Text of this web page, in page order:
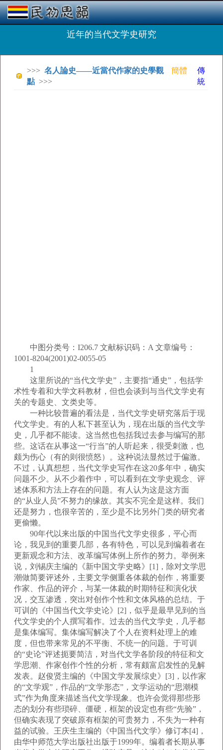
近年的当代文学史研究
>>> 名人論史——近當代作家的史學觀
點 >>>
簡體
傳
統
中图分类号：I206.7 文献标识码：A 文章编号：
1001-8204(2001)02-0055-05
1
这里所说的“当代文学史”，主要指“通史”，包括学
术性专着和大学文科教材，但也会谈到与当代文学史有
关的专题史、文类史等。
一种比较普遍的看法是，当代文学史研究落后于现
代文学史。有的人私下甚至认为，现在出版的当代文学
史，几乎都不能读。这当然也包括我过去参与编写的那
些。这话在从事这一“行当”的人听起来，很受刺激，也
颇为伤心（有的则很愤怒）。这种说法显然过于偏激。
不过，认真想想，当代文学史写作在这20多年中，确实
问题不少。从不少着作中，可以看到在文学史观念、评
述体系和方法上存在的问题。有人认为这是这方面
的“从业人员”不努力的缘故。其实不完全是这样。我们
还是努力，也很辛苦的，至少是不比另外门类的研究者
更偷懒。
90年代以来出版的中国当代文学史很多，平心而
论，我见到的重要几部，各有特色，可以见到编着者在
更新观念和方法、改革编写体例上所作的努力。举例来
说，刘锡庆主编的《新中国文学史略》[1]，除对文学思
潮做简要评述外，主要文学侧重各体裁的创作，将重要
作家、作品的评介，与某一体裁的时期特征和演化状
况，交互渗透，突出对创作个性和文体风格的总结。于
可训的《中国当代文学史论》[2]，似乎是最早见到的当
代文学史的个人撰写着作。过去的当代文学史，几乎都
是集体编写。集体编写解决了个人在资料处理上的难
度，但也带来常见的不平衡、不统一的问题。于可训
的“史论”评述扼要简洁，对当代文学各阶段的特征和文
学思潮、作家创作个性的分析，常有颇富启发性的见解
发表。赵俊贤主编的《中国文学发展综史》[3]，以作家
的“文学观”，作品的“文学形态”，文学运动的“思潮模
式”作为角度来描述当代文学现象。也许会觉得那些形
态的划分有些琐碎、僵硬，框架的设定也有些“先验”，
但确实表现了突破原有框架的可贵努力，不失为一种有
益的试验。王庆生主编的《中国当代文学》修订本[4]，
由华中师范大学出版社出版于1999年。编着者长期从事